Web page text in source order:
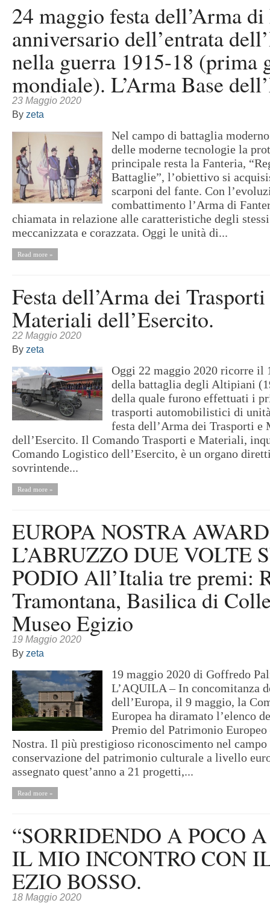
24 maggio festa dell’Arma
anniversario dell’entrata
nella guerra 1915-18 (prima
mondiale). L’Arma Base
23 Maggio 2020
By zeta
Nel campo di battaglia
delle moderne tecnologie la
principale resta la Fanteria,
Battaglie”, l’obiettivo si
scarponi del fante. Con
combattimento l’Arma di
chiamata in relazione alle caratteristiche degli
meccanizzata e corazzata. Oggi le unità di...
Read more »
Festa dell’Arma dei Trasporti
Materiali dell’Esercito.
22 Maggio 2020
By zeta
Oggi 22 maggio 2020 ricorre il
della battaglia degli Altipiani
della quale furono effettuati i
trasporti automobilistici di
festa dell’Arma dei Trasporti e
dell’Esercito. Il Comando Trasporti e Materiali,
Comando Logistico dell’Esercito, è un organo
sovrintende...
Read more »
EUROPA NOSTRA
L’ABRUZZO DUE VOLTE
PODIO All’Italia tre premi:
Tramontana, Basilica di
Museo Egizio
19 Maggio 2020
By zeta
19 maggio 2020 di Goffredo
L’AQUILA – In concomitanza
dell’Europa, il 9 maggio, la
Europea ha diramato l’elenco
Premio del Patrimonio
Nostra. Il più prestigioso riconoscimento nel campo
conservazione del patrimonio culturale a livello
assegnato quest’anno a 21 progetti,...
Read more »
“SORRIDENDO A POCO
IL MIO INCONTRO CON
EZIO BOSSO.
18 Maggio 2020